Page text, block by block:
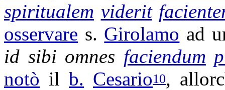
spiritualem viderit
osservare s. Girolamo ad
id sibi omnes faciendum
notò il b. Cesario10,